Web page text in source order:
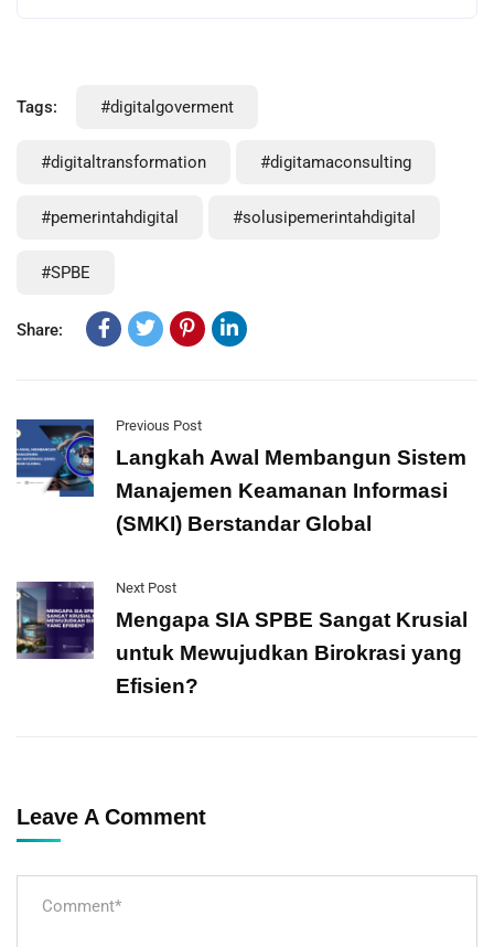
Tags: #digitalgoverment
#digitaltransformation #digitamaconsulting
#pemerintahdigital #solusipemerintahdigital
#SPBE
Share:
Previous Post
Langkah Awal Membangun Sistem
Manajemen Keamanan Informasi
(SMKI) Berstandar Global
Next Post
Mengapa SIA SPBE Sangat Krusial
untuk Mewujudkan Birokrasi yang
Efisien?
Leave A Comment